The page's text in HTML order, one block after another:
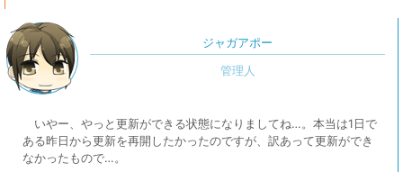
ジャガアポー
いやー、やっと更新ができる状態になりましてね…。本当は1日で
ある昨日から更新を再開したかったのですが、訳あって更新ができ
なかったもので…。